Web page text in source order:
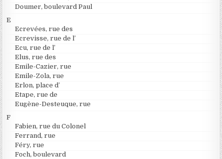
Doumer, boulevard Paul
E
Ecrevées, rue des
Ecrevisse, rue de l’
Ecu, rue de l’
Elus, rue des
Emile-Cazier, rue
Emile-Zola, rue
Erlon, place d’
Etape, rue de
Eugène-Desteuque, rue
F
Fabien, rue du Colonel
Ferrand, rue
Féry, rue
Foch, boulevard